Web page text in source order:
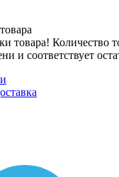
товара! Количество
и соответствует